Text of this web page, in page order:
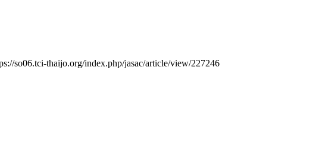
so06.tci-thaijo.org/index.php/jasac/article/view/227246